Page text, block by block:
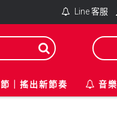
Line 客服
｜搖出新節奏 音